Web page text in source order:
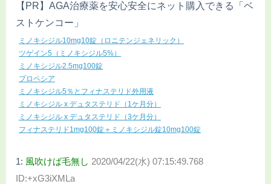
【PR】AGA治療薬を安心安全にネット購入できる「ベ
ストケンコー」
ミノキシジル10mg10錠（ロニテンジェネリック）
ツゲイン5（ミノキシジル5%）
ミノキシジル2.5mg100錠
プロペシア
ミノキシジル5％とフィナステリド外用液
ミノキシジル x デュタステリド（1ケ月分）
ミノキシジル x デュタステリド（3ケ月分）
フィナステリド1mg100錠＋ミノキシジル錠10mg100錠
1: 風吹けば毛無し 2020/04/22(水) 07:15:49.768
ID:+xG3iXMLa